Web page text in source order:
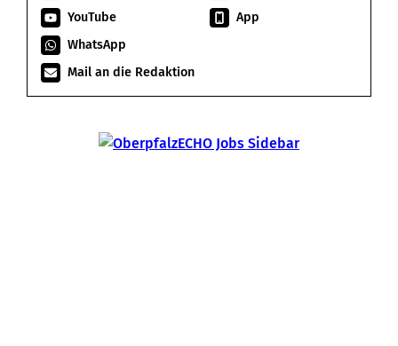
YouTube
App
WhatsApp
Mail an die Redaktion